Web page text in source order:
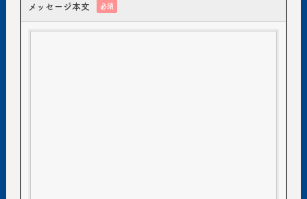
メッセージ本文 必須